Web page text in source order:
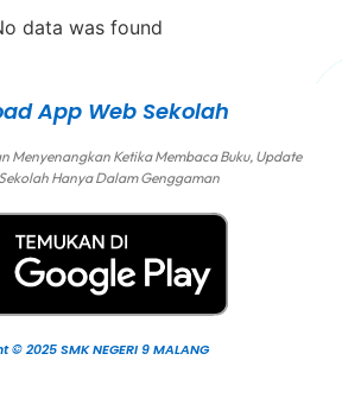
data was found
App Web Sekolah
Menyenangkan Ketika Membaca Buku, Update
Hanya Dalam Genggaman
© 2025 SMK NEGERI 9 MALANG